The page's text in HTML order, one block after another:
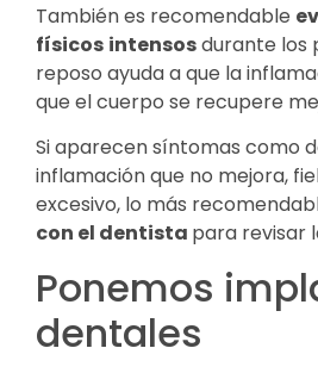
También es recomendable
físicos intensosdurante los
reposo ayuda a que la
que el cuerpo se recupere
Si aparecen síntomas como
inflamación que no mejora,
excesivo, lo más
con el dentista para revisar
Ponemos
dentales